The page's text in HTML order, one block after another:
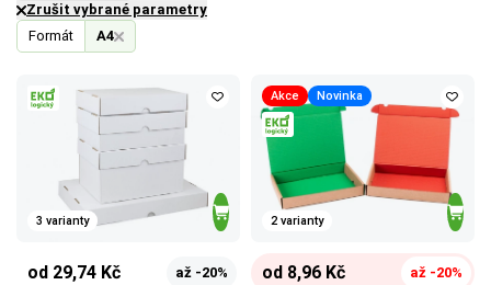
Formát A4
Zrušit vybrané parametry
3 varianty
od 29,74 Kč až -20%
Akce Novinka
2 varianty
od 8,96 Kč až -20%